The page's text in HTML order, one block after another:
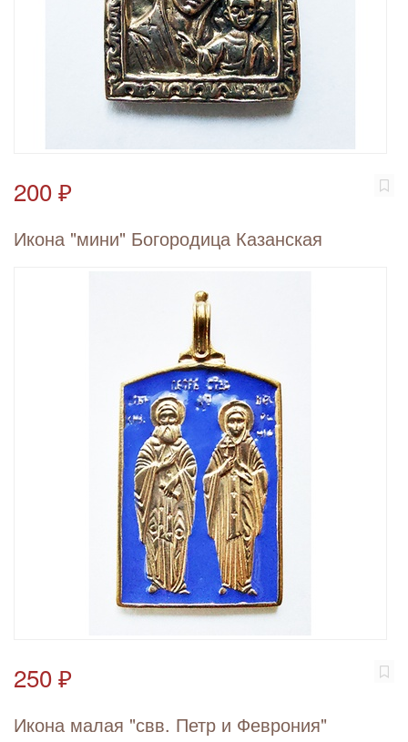
200 ₽
Икона "мини" Богородица Казанская
250 ₽
Икона малая "свв. Петр и Феврония"